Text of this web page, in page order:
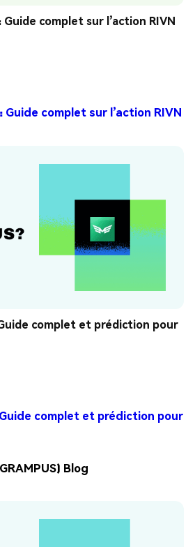
complet sur l’action RIVN
complet sur l’action RIVN
complet et prédiction pour
complet et prédiction pour
Blog